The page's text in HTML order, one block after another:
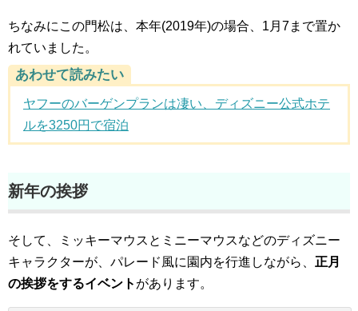
ちなみにこの門松は、本年(2019年)の場合、1月7まで置か
れていました。
あわせて読みたい
ヤフーのバーゲンプランは凄い、ディズニー公式ホテ
ルを3250円で宿泊
新年の挨拶
そして、ミッキーマウスとミニーマウスなどのディズニー
キャラクターが、パレード風に園内を行進しながら、 正月
の挨拶をするイベント があります。